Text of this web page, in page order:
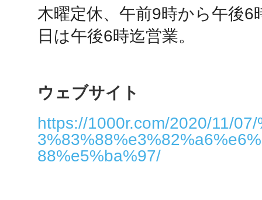
木曜定休、午前9時から午後6
日は午後6時迄営業。
ウェブサイト
https://1000r.com/2020/11/
88%e5%ba%97/